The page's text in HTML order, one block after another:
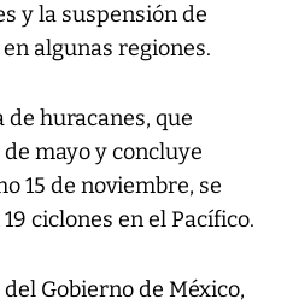
y la suspensión de
algunas regiones.
huracanes, que
mayo y concluye
15 de noviembre, se
ciclones en el Pacífico.
Gobierno de México,